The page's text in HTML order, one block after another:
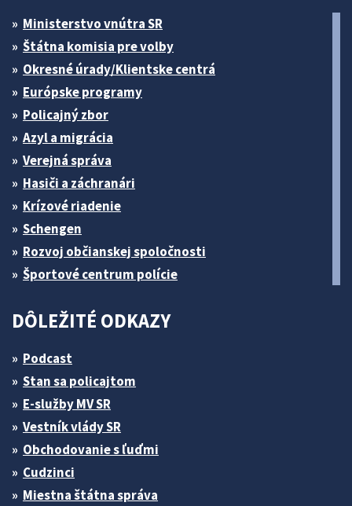
Ministerstvo vnútra SR
Štátna komisia pre volby
Okresné úrady/Klientske centrá
Európske programy
Policajný zbor
Azyl a migrácia
Verejná správa
Hasiči a záchranári
Krízové riadenie
Schengen
Rozvoj občianskej spoločnosti
Športové centrum polície
DÔLEŽITÉ ODKAZY
Podcast
Stan sa policajtom
E-služby MV SR
Vestník vlády SR
Obchodovanie s ľuďmi
Cudzinci
Miestna štátna správa